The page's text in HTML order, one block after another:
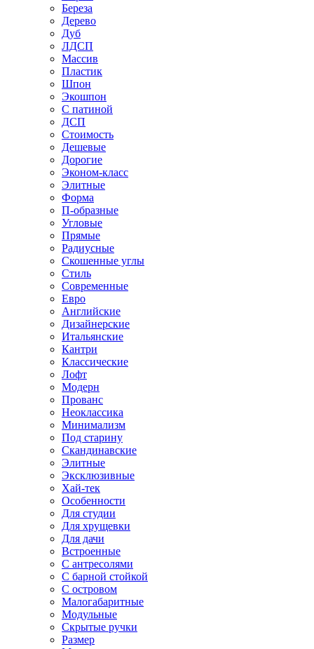
Береза
Дерево
Дуб
ЛДСП
Массив
Пластик
Шпон
Экошпон
С патиной
ДСП
Стоимость
Дешевые
Дорогие
Эконом-класс
Элитные
Форма
П-образные
Угловые
Прямые
Радиусные
Скошенные углы
Стиль
Современные
Евро
Английские
Дизайнерские
Итальянские
Кантри
Классические
Лофт
Модерн
Прованс
Неоклассика
Минимализм
Под старину
Скандинавские
Элитные
Эксклюзивные
Хай-тек
Особенности
Для студии
Для хрущевки
Для дачи
Встроенные
С антресолями
С барной стойкой
С островом
Малогабаритные
Модульные
Скрытые ручки
Размер